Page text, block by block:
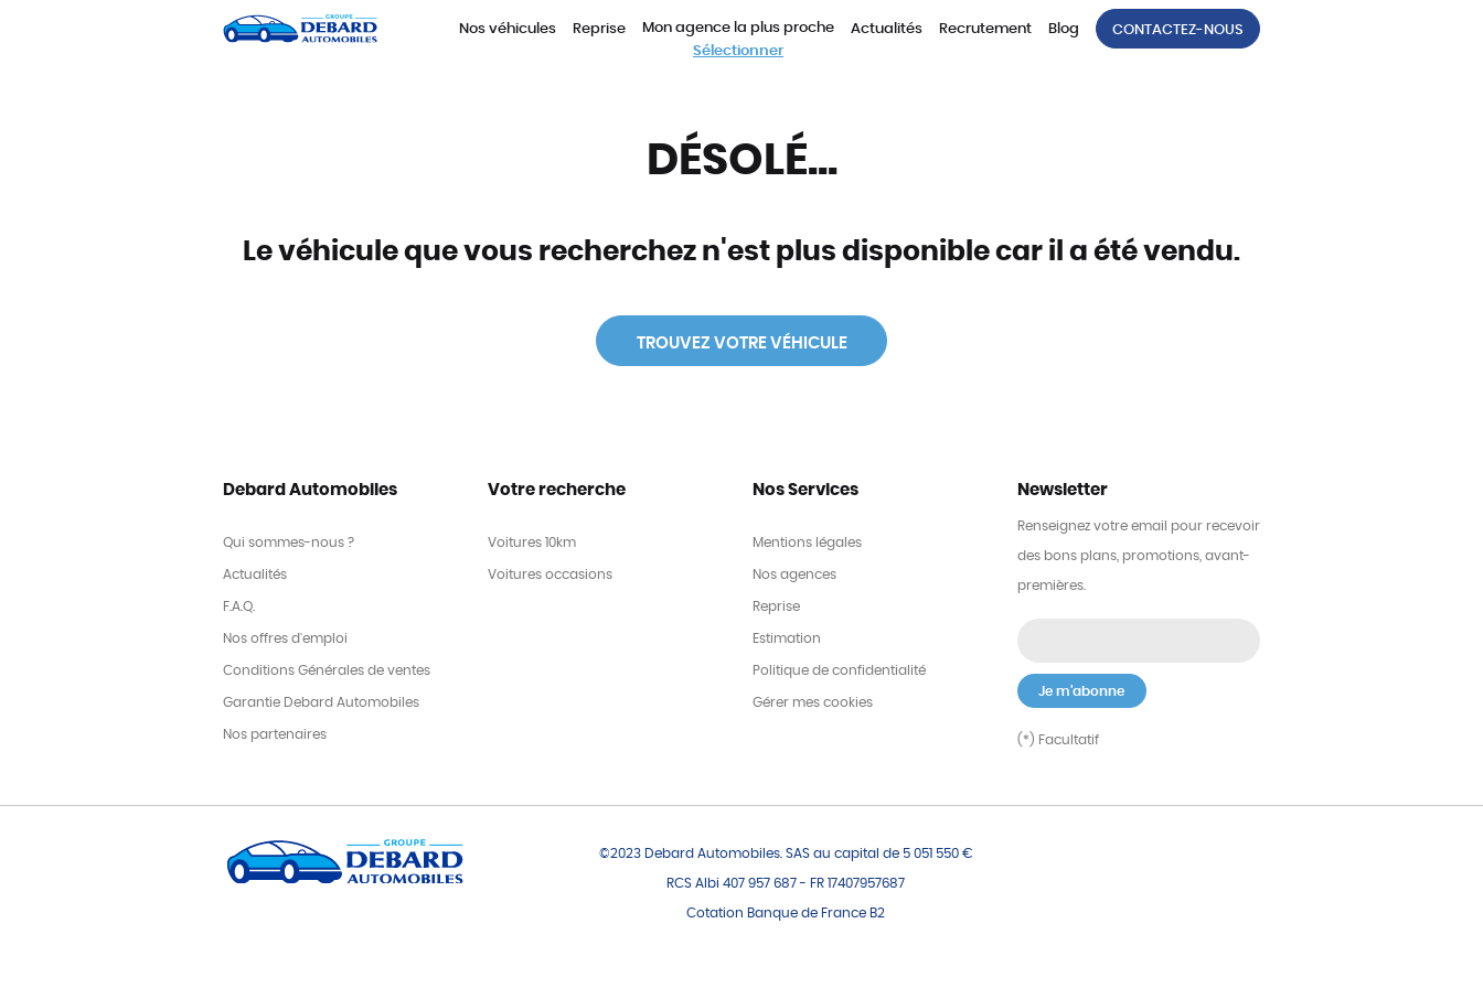
Nos véhicules Reprise
Mon agence la plus proche
Sélectionner
Actualités Recrutement Blog CONTACTEZ-NOUS
DÉSOLÉ...
Le véhicule que vous recherchez n'est plus disponible car il a été vendu.
TROUVEZ VOTRE VÉHICULE
Debard Automobiles
Qui sommes-nous ?
Actualités
F.A.Q.
Nos offres d'emploi
Conditions Générales de ventes
Garantie Debard Automobiles
Nos partenaires
Votre recherche
Voitures 10km
Voitures occasions
Nos Services
Mentions légales
Nos agences
Reprise
Estimation
Politique de confidentialité
Gérer mes cookies
Newsletter
Renseignez votre email pour recevoir
des bons plans, promotions, avant-
premières.
(*) Facultatif
©2023 Debard Automobiles. SAS au capital de 5 051 550 €
RCS Albi 407 957 687 - FR 17407957687
Cotation Banque de France B2
Panneau de gestion des cookies